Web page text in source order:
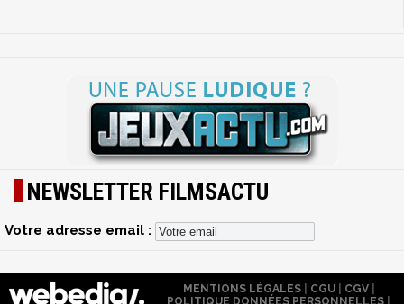
NEWSLETTER FILMSACTU
Votre adresse email :
MENTIONS LÉGALES| CGU| CGV|
POLITIQUE DONNÉES PERSONNELLES